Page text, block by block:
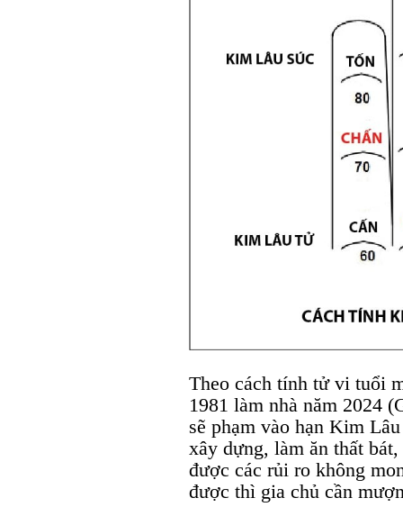
Theo cách tính tử vi tuổi
1981 làm nhà năm 2024
sẽ phạm vào hạn Kim
xây dựng, làm ăn thất
được các rủi ro không
được thì gia chủ cần